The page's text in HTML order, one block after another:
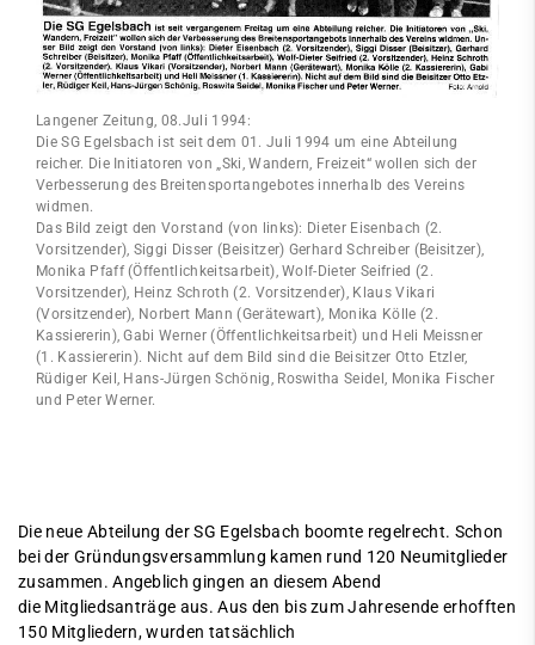
Langener Zeitung, 08.Juli 1994:
Die SG Egelsbach ist seit dem 01. Juli 1994 um eine Abteilung
reicher. Die Initiatoren von „Ski, Wandern, Freizeit“ wollen sich der
Verbesserung des Breitensportangebotes innerhalb des Vereins
widmen.
Das Bild zeigt den Vorstand (von links): Dieter Eisenbach (2.
Vorsitzender), Siggi Disser (Beisitzer) Gerhard Schreiber (Beisitzer),
Monika Pfaff (Öffentlichkeitsarbeit), Wolf-Dieter Seifried (2.
Vorsitzender), Heinz Schroth (2. Vorsitzender), Klaus Vikari
(Vorsitzender), Norbert Mann (Gerätewart), Monika Kölle (2.
Kassiererin), Gabi Werner (Öffentlichkeitsarbeit) und Heli Meissner
(1. Kassiererin). Nicht auf dem Bild sind die Beisitzer Otto Etzler,
Rüdiger Keil, Hans-Jürgen Schönig, Roswitha Seidel, Monika Fischer
und Peter Werner.
Die neue Abteilung der SG Egelsbach boomte regelrecht. Schon
bei der Gründungsversammlung kamen rund 120 Neumitglieder
zusammen. Angeblich gingen an diesem Abend
die Mitgliedsanträge aus. Aus den bis zum Jahresende erhofften
150 Mitgliedern, wurden tatsächlich